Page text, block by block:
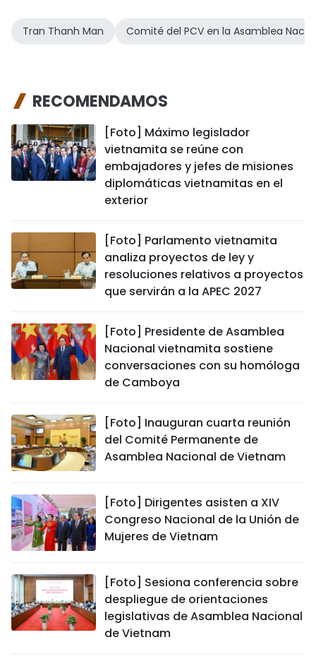
Tran Thanh Man Comité del PCV en la Asamblea
RECOMENDAMOS
[Foto] Máximo legislador
vietnamita se reúne con
embajadores y jefes de misiones
diplomáticas vietnamitas en el
exterior
[Foto] Parlamento vietnamita
analiza proyectos de ley y
resoluciones relativos a proyectos
que servirán a la APEC 2027
[Foto] Presidente de Asamblea
Nacional vietnamita sostiene
conversaciones con su homóloga
de Camboya
[Foto] Inauguran cuarta reunión
del Comité Permanente de
Asamblea Nacional de Vietnam
[Foto] Dirigentes asisten a XIV
Congreso Nacional de la Unión de
Mujeres de Vietnam
[Foto] Sesiona conferencia sobre
despliegue de orientaciones
legislativas de Asamblea Nacional
de Vietnam